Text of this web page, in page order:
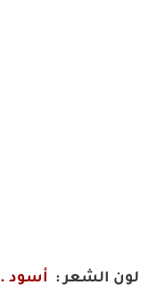
لون الشعر : أسود .